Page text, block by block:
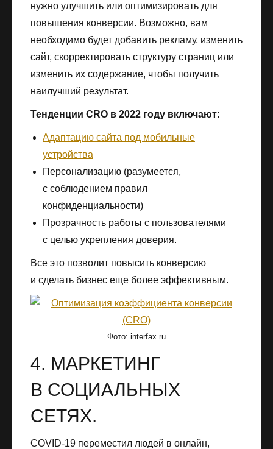
нужно улучшить или оптимизировать для
повышения конверсии. Возможно, вам
необходимо будет добавить рекламу, изменить
сайт, скорректировать структуру страниц или
изменить их содержание, чтобы получить
наилучший результат.
Тенденции CRO в 2022 году включают:
Адаптацию сайта под мобильные
устройства
Персонализацию (разумеется,
с соблюдением правил
конфиденциальности)
Прозрачность работы с пользователями
с целью укрепления доверия.
Все это позволит повысить конверсию
и сделать бизнес еще более эффективным.
Фото: interfax.ru
4. МАРКЕТИНГ
В СОЦИАЛЬНЫХ
СЕТЯХ.
COVID-19 переместил людей в онлайн,